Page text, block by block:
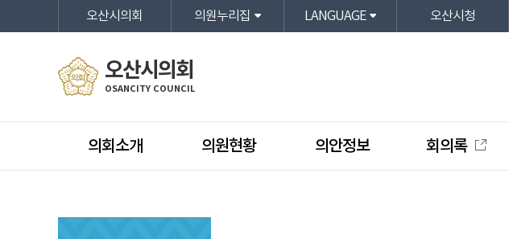
오산시의회 의원누리집 LANGUAGE 오산시청
오산시의회
OSANCITY COUNCIL
의회소개 의원현황 의안정보 회의록